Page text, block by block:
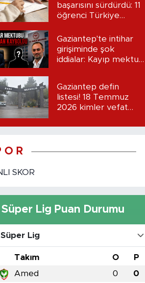
başarısını sürdürdü: 11
öğrenci Türkiye
Gaziantep'te intihar
girişiminde şok
iddialar: Kayıp mektup
Gaziantep defin
listesi! 18 Temmuz
2026 kimler vefat
O R
SKOR
Süper Lig Puan Durumu
Süper Lig
Takım O P
Amed 0 0